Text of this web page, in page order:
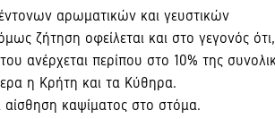
αρωματικών και γευστικών
ζήτηση οφείλεται και στο γεγονός ότι,
ανέρχεται περίπου στο 10% της
η Kρήτη και τα Kύθηρα.
καψίματος στο στόμα.